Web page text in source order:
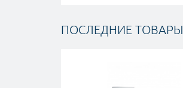
ПОСЛЕДНИЕ ТОВАРЫ